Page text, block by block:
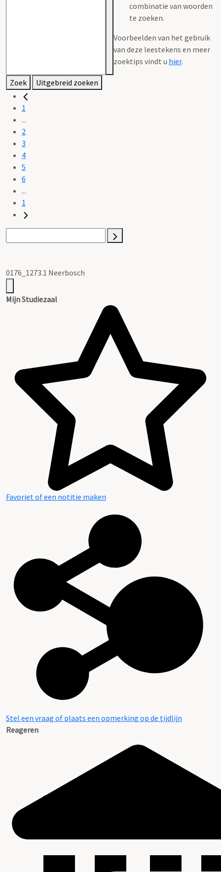
combinatie van woorden
te zoeken.
Voorbeelden van het gebruik
van deze leestekens en meer
zoektips vindt u hier.
Zoek Uitgebreid zoeken
1
...
2
3
4
5
6
...
1
0176_1273.1 Neerbosch
Mijn Studiezaal
Favoriet of een notitie maken
Stel een vraag of plaats een opmerking op de tijdlijn
Reageren